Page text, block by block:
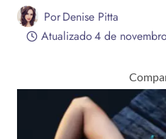
PorDenise Pitta
Atualizado4 de